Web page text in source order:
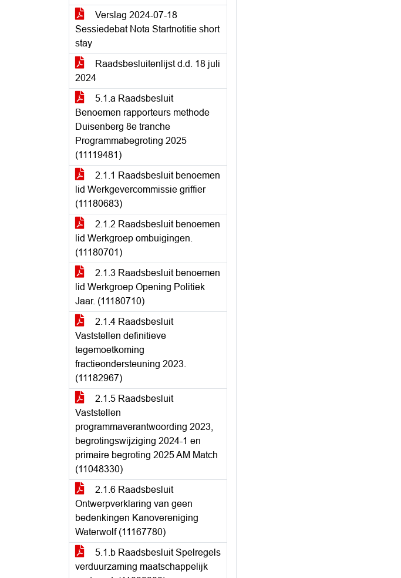
Verslag 2024-07-18
Sessiedebat Nota Startnotitie short
stay
Raadsbesluitenlijst d.d. 18 juli
2024
5.1.a Raadsbesluit
Benoemen rapporteurs methode
Duisenberg 8e tranche
Programmabegroting 2025
(11119481)
2.1.1 Raadsbesluit benoemen
lid Werkgevercommissie griffier
(11180683)
2.1.2 Raadsbesluit benoemen
lid Werkgroep ombuigingen.
(11180701)
2.1.3 Raadsbesluit benoemen
lid Werkgroep Opening Politiek
Jaar. (11180710)
2.1.4 Raadsbesluit
Vaststellen definitieve
tegemoetkoming
fractieondersteuning 2023.
(11182967)
2.1.5 Raadsbesluit
Vaststellen
programmaverantwoording 2023,
begrotingswijziging 2024-1 en
primaire begroting 2025 AM Match
(11048330)
2.1.6 Raadsbesluit
Ontwerpverklaring van geen
bedenkingen Kanovereniging
Waterwolf (11167780)
5.1.b Raadsbesluit Spelregels
verduurzaming maatschappelijk